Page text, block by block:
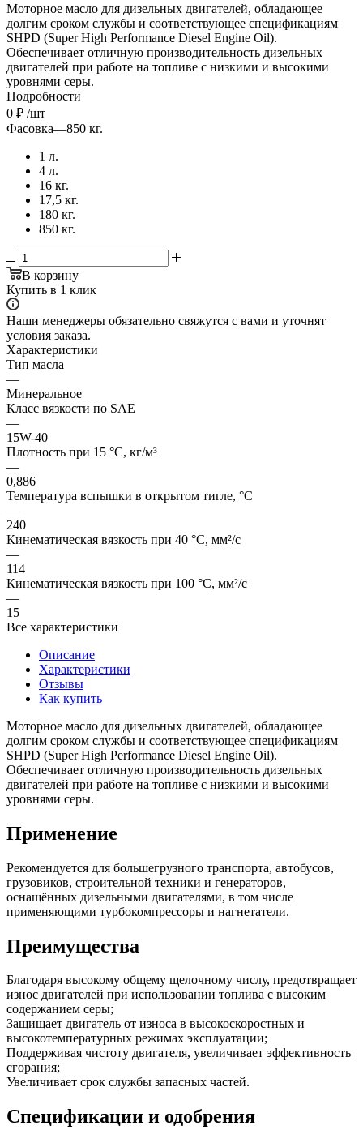
Моторное масло для дизельных двигателей, обладающее
долгим сроком службы и соответствующее спецификациям
SHPD (Super High Performance Diesel Engine Oil).
Обеспечивает отличную производительность дизельных
двигателей при работе на топливе с низкими и высокими
уровнями серы.
Подробности
0 ₽ /шт
Фасовка—850 кг.
1 л.
4 л.
16 кг.
17,5 кг.
180 кг.
850 кг.
В корзину
Купить в 1 клик
Наши менеджеры обязательно свяжутся с вами и уточнят
условия заказа.
Характеристики
Тип масла
—
Минеральное
Класс вязкости по SAE
—
15W-40
Плотность при 15 °C, кг/м³
—
0,886
Температура вспышки в открытом тигле, °C
—
240
Кинематическая вязкость при 40 °C, мм²/с
—
114
Кинематическая вязкость при 100 °C, мм²/с
—
15
Все характеристики
Описание
Характеристики
Отзывы
Как купить
Моторное масло для дизельных двигателей, обладающее
долгим сроком службы и соответствующее спецификациям
SHPD (Super High Performance Diesel Engine Oil).
Обеспечивает отличную производительность дизельных
двигателей при работе на топливе с низкими и высокими
уровнями серы.
Применение
Рекомендуется для большегрузного транспорта, автобусов,
грузовиков, строительной техники и генераторов,
оснащённых дизельными двигателями, в том числе
применяющими турбокомпрессоры и нагнетатели.
Преимущества
Благодаря высокому общему щелочному числу, предотвращает
износ двигателей при использовании топлива с высоким
содержанием серы;
Защищает двигатель от износа в высокоскоростных и
высокотемпературных режимах эксплуатации;
Поддерживая чистоту двигателя, увеличивает эффективность
сгорания;
Увеличивает срок службы запасных частей.
Спецификации и одобрения